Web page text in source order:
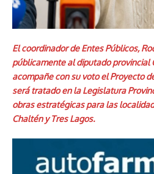
El coordinador de Entes Públicos,
públicamente al diputado provincial
acompañe con su voto el Proyecto
será tratado en la Legislatura
obras estratégicas para las
Chaltén y Tres Lagos.